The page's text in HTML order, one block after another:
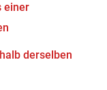
einer
derselben